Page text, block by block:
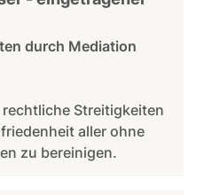
durch Mediation
Streitigkeiten
aller ohne
zu bereinigen.